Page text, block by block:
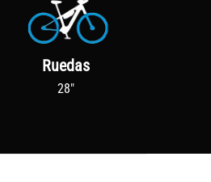
Ruedas
28"